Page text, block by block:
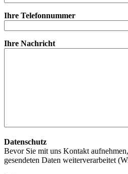
Ihre Telefonnummer
Ihre Nachricht
Datenschutz
Bevor Sie mit uns Kontakt
gesendeten Daten weiterverarbeitet